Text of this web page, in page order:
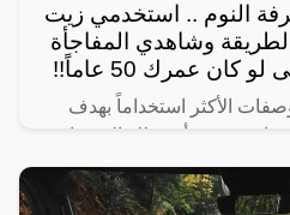
النوم .. استخدمي زيت
الطريقة وشاهدي المفاجأة
كان عمرك 50 عاماً!!
الأكثر استخداماً بهدف
ومن أبرز تلك الوصفات
للحصول على أفضل نتيجة خلال